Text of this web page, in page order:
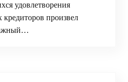
удовлетворения
кредиторов произвел